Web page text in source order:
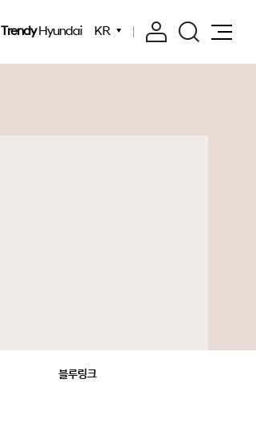
TrendyHyundai KR
블루링크